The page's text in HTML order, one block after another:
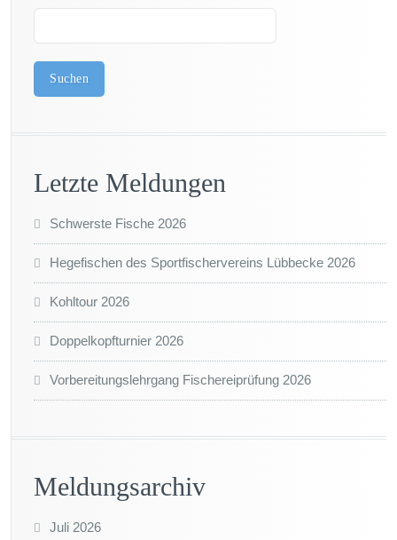
Suchen
Letzte Meldungen
Schwerste Fische 2026
Hegefischen des Sportfischervereins Lübbecke 2026
Kohltour 2026
Doppelkopfturnier 2026
Vorbereitungslehrgang Fischereiprüfung 2026
Meldungsarchiv
Juli 2026